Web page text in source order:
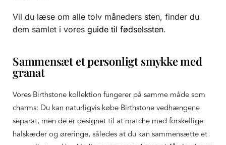
Vil du læse om alle tolv måneders sten, finder du
dem samlet i vores guide til fødselssten.
Sammensæt et personligt smykke med
granat
Vores Birthstone kollektion fungerer på samme måde som
charms: Du kan naturligvis købe Birthstone vedhængene
separat, men de er designet til at matche med forskellige
halskæder og øreringe, således at du kan sammensætte et